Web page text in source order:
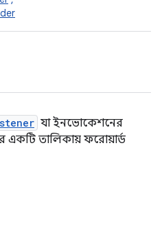
যা ইনভোকেশনের
একটি তালিকায় ফরোয়ার্ড